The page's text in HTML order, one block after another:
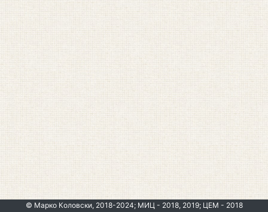
© Марко Коловски, 2018-2024; МИЦ - 2018, 2019; ЦЕМ - 2018